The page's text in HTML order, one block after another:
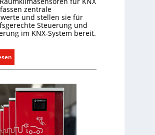
U
n
t
e
r
r
n
d
zentrale
und stellen sie für
Steuerung und
im KNX-System bereit.
R
u
m
i